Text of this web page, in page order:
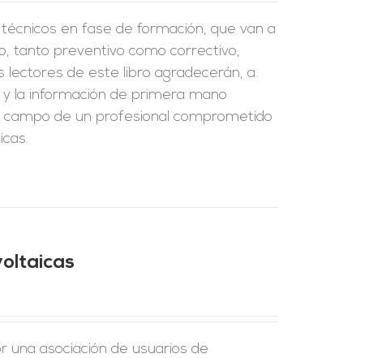
en fase de formación, que van a
tanto preventivo como correctivo,
lectores de este libro agradecerán, a
la información de primera mano
de un profesional comprometido
asociación de usuarios de